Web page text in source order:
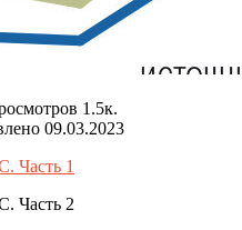
1.5к.
09.03.2023
Часть 1
Часть 2